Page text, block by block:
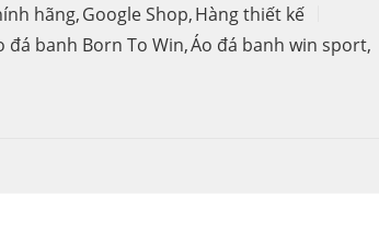
hãng,Google Shop,Hàng thiết kế
đá banh Born To Win,Áo đá banh win sport,